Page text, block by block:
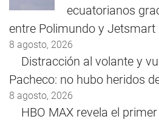
ecuatorianos
entre Polimundo y Jetsmart
8 agosto, 2026
Distracción al volante y
Pacheco: no hubo heridos
8 agosto, 2026
HBO MAX revela el